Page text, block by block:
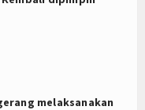
melaksanakan